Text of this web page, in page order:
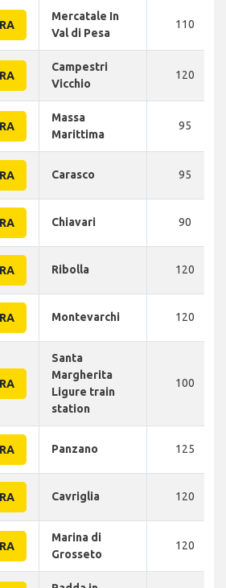
Mercatale In
Val di Pesa
110
Campestri
Vicchio
120
Massa
Marittima
95
Carasco 95
Chiavari 90
Ribolla 120
Montevarchi 120
Santa
Margherita
Ligure train
station
100
Panzano 125
Cavriglia 120
Marina di
Grosseto
120